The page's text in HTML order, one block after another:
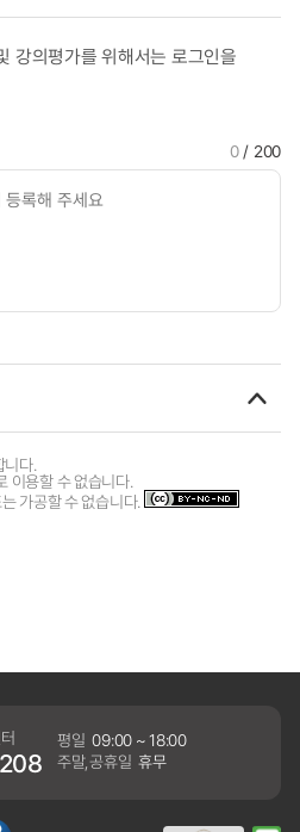
강의평가를 위해서는 로그인을
0/ 200
니다.
이용할 수 없습니다.
가공할 수 없습니다.
평일 09:00 ~ 18:00
주말,공휴일 휴무